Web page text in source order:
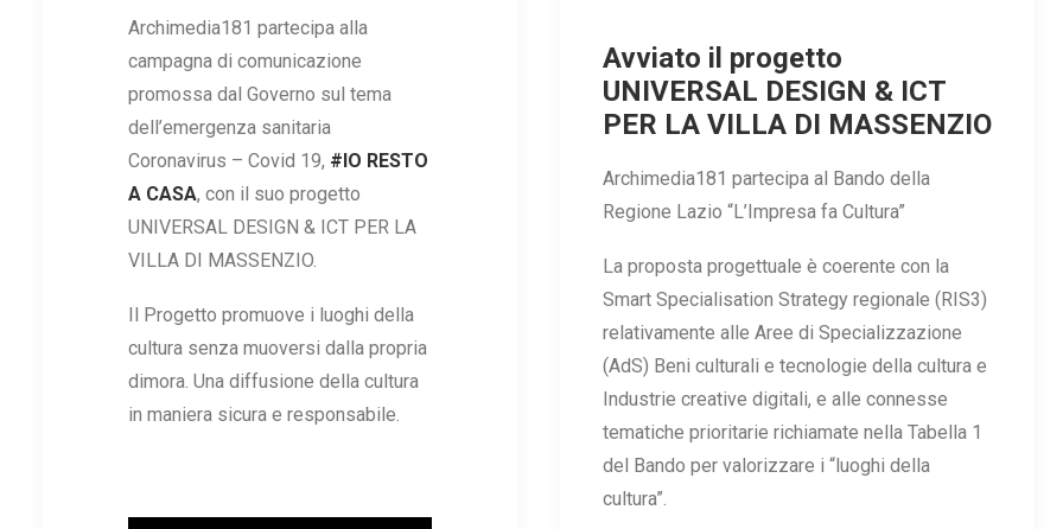
Archimedia181 partecipa alla
campagna di comunicazione
promossa dal Governo sul tema
dell’emergenza sanitaria
Coronavirus – Covid 19, #IO RESTO
A CASA, con il suo progetto
UNIVERSAL DESIGN & ICT PER LA
VILLA DI MASSENZIO.
Il Progetto promuove i luoghi della
cultura senza muoversi dalla propria
dimora. Una diffusione della cultura
in maniera sicura e responsabile.
Avviato il progetto
UNIVERSAL DESIGN & ICT
PER LA VILLA DI MASSENZIO
Archimedia181 partecipa al Bando della
Regione Lazio “L’Impresa fa Cultura”
La proposta progettuale è coerente con la
Smart Specialisation Strategy regionale (RIS3)
relativamente alle Aree di Specializzazione
(AdS) Beni culturali e tecnologie della cultura e
Industrie creative digitali, e alle connesse
tematiche prioritarie richiamate nella Tabella 1
del Bando per valorizzare i “luoghi della
cultura”.